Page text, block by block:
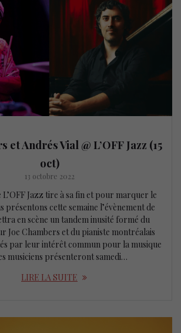
et Andrés Vial @ L’OFF Jazz (15
oct)
13 octobre 2022
L’OFF Jazz tire à sa fin et pour marquer le
présentons cette semaine l’évènement de
en scène un tandem inusité formé du
Joe Chambers et du pianiste montréalais
par leur intérêt commun pour la musique
musiciens présenteront samedi…
LIRE LA SUITE